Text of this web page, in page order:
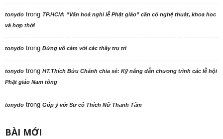
tonydo trong TP.HCM: “Văn hoá nghi lễ Phật giáo” cần có nghệ thuật, khoa học
và hợp thời
tonydo trong Đừng vô cảm với các thầy trụ trì
tonydo trong HT.Thích Bửu Chánh chia sẻ: Kỹ năng dẫn chương trình các lễ hội
Phật giáo Nam tông
tonydo trong Góp ý với Sư cô Thích Nữ Thanh Tâm
BÀI MỚI